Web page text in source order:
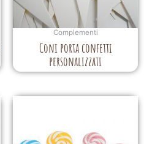
Complementi
Coni porta confetti
personalizzati